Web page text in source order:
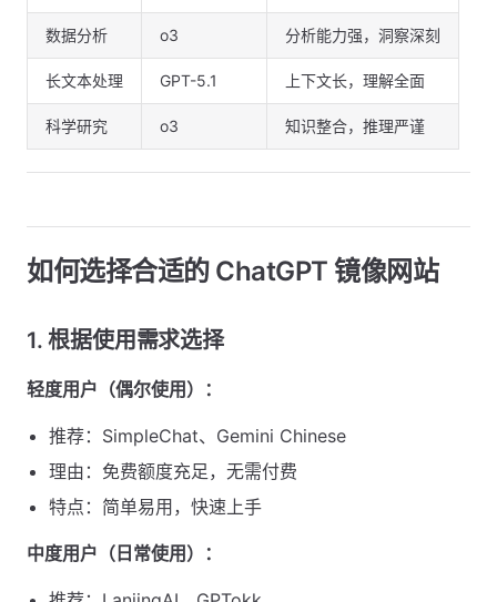
数据分析 o3 分析能力强，洞察深刻
长文本处理 GPT-5.1 上下文长，理解全面
科学研究 o3 知识整合，推理严谨
如何选择合适的 ChatGPT 镜像网站
1. 根据使用需求选择
轻度用户（偶尔使用）：
推荐：SimpleChat、Gemini Chinese
理由：免费额度充足，无需付费
特点：简单易用，快速上手
中度用户（日常使用）：